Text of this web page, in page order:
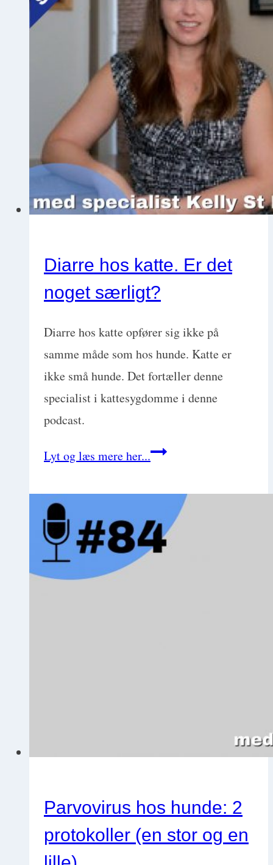
sider
af
samme
Med
Janne
Graarup
Lyngby
Diarre hos katte. Er det
noget særligt?
Diarre hos katte opfører sig ikke på
samme måde som hos hunde. Katte er
ikke små hunde. Det fortæller denne
specialist i kattesygdomme i denne
podcast.
Lyt og læs mere her...Diarre
katte.
Er
det
Parvovirus hos hunde: 2
protokoller (en stor og en